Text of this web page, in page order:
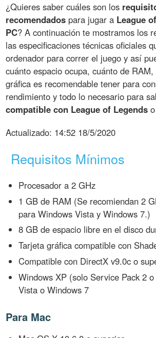
¿Quieres saber cuáles son los
recomendados para jugar a League
PC? A continuación te mostramos los
las especificaciones técnicas oficiales
ordenador para correr el juego y así
cuánto espacio ocupa, cuánto de
gráfica es recomendable tener para
rendimiento y todo lo necesario para
compatible con League of Legends
Actualizado: 14:52 18/5/2020
Requisitos Mínimos
Procesador a 2 GHz
1 GB de RAM (Se recomiendan 2
para Windows Vista y Windows 7.)
8 GB de espacio libre en el disco
Tarjeta gráfica compatible con
Compatible con DirectX v9.0c o
Windows XP (solo Service Pack 2
Vista o Windows 7
Para Mac